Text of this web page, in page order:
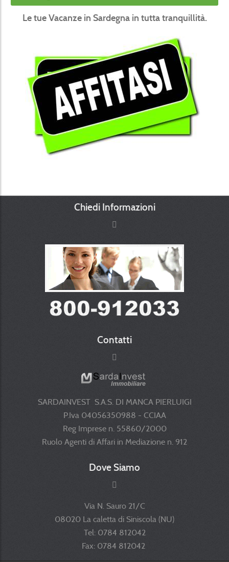
Le tue Vacanze in Sardegna in tutta tranquillità.
Chiedi Informazioni
Contatti
SARDAINVEST S.A.S. DI MANCA PIERLUIGI
P.Iva 04056350988 - CCIAA
Reg Imprese n. 55860/2000
Ruolo Agenti di Affari in Mediazione n. 912
Dove Siamo
Via N. Sauro 21/C
08020 La caletta di Siniscola (NU)
Tel: 0784 812042
Fax: 0784 812042